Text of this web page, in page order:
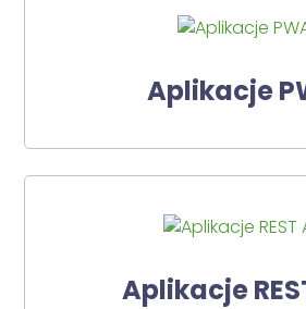
Aplikacje
Aplikacje